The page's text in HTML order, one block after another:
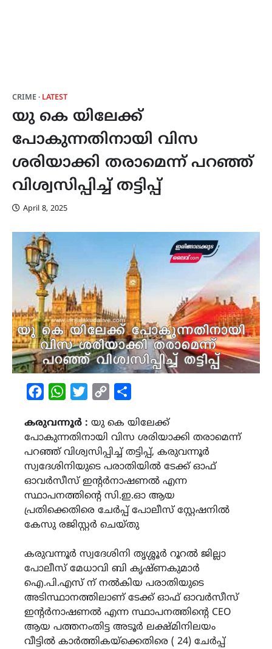
CRIME LATEST
യു കെ യിലേക്ക്
പോകുന്നതിനായി വിസ
ശരിയാക്കി തരാമെന്ന് പറഞ്ഞ്
വിശ്വസിപ്പിച്ച് തട്ടിപ്പ്
April 8, 2025
FacebookWhatsAppTwitterCopy
കരുവന്നൂർ : യു കെ യിലേക്ക്
പോകുന്നതിനായി വിസ ശരിയാക്കി തരാമെന്ന്
പറഞ്ഞ് വിശ്വസിപ്പിച്ച് തട്ടിപ്പ്, കരുവന്നൂർ
സ്വദേശിനിയുടെ പരാതിയിൽ ടേക്ക് ഓഫ്
ഓവർസീസ് ഇന്റർനാഷണൽ എന്ന
സ്ഥാപനത്തിൻ്റെ സി.ഇ.ഓ ആയ
പ്രതിക്കെതിരെ ചേർപ്പ് പോലീസ് സ്റ്റേഷനിൽ
കേസു രജിസ്റ്റർ ചെയ്തു
കരുവന്നൂർ സ്വദേശിനി തൃശ്ശൂർ റൂറൽ ജില്ലാ
പോലീസ് മേധാവി ബി കൃഷ്ണകുമാർ
ഐ.പി.എസ്‌ ന് നൽകിയ പരാതിയുടെ
അടിസ്ഥാനത്തിലാണ് ടേക്ക് ഓഫ് ഓവർസീസ്
ഇന്റർനാഷണൽ എന്ന സ്ഥാപനത്തിൻ്റെ CEO
ആയ പത്തനംതിട്ട അടൂർ ലക്ഷ്മിനിലയം
വീട്ടിൽ കാർത്തികയ്ക്കെതിരെ ( 24) ചേർപ്പ്